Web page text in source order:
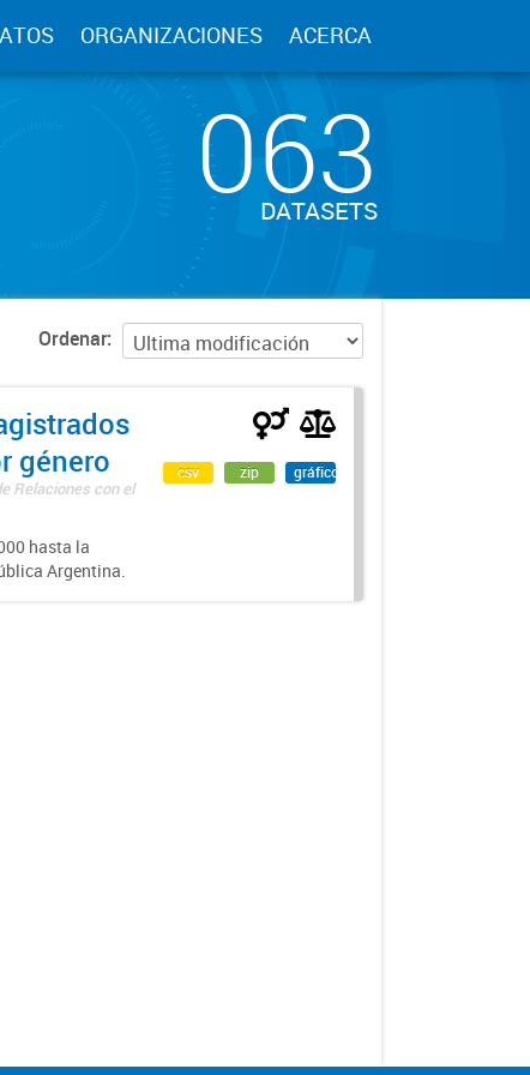
ORGANIZACIONES ACERCA
063
DATASETS
Ordenar
género
Relaciones con el
hasta la
Argentina.
csv zip gráfico